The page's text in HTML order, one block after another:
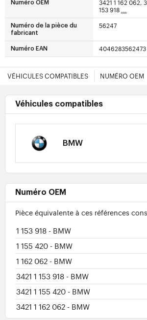
Numéro OEM
3421 1 162 062,
153 918 ...
Numéro de la pièce du
fabricant
56247
Numéro EAN 4046283562473
VÉHICULES COMPATIBLES NUMÉRO OEM
Véhicules compatibles
BMW
Numéro OEM
Pièce équivalente à ces références
1 153 918 - BMW
1 155 420 - BMW
1 162 062 - BMW
3421 1 153 918 - BMW
3421 1 155 420 - BMW
3421 1 162 062 - BMW